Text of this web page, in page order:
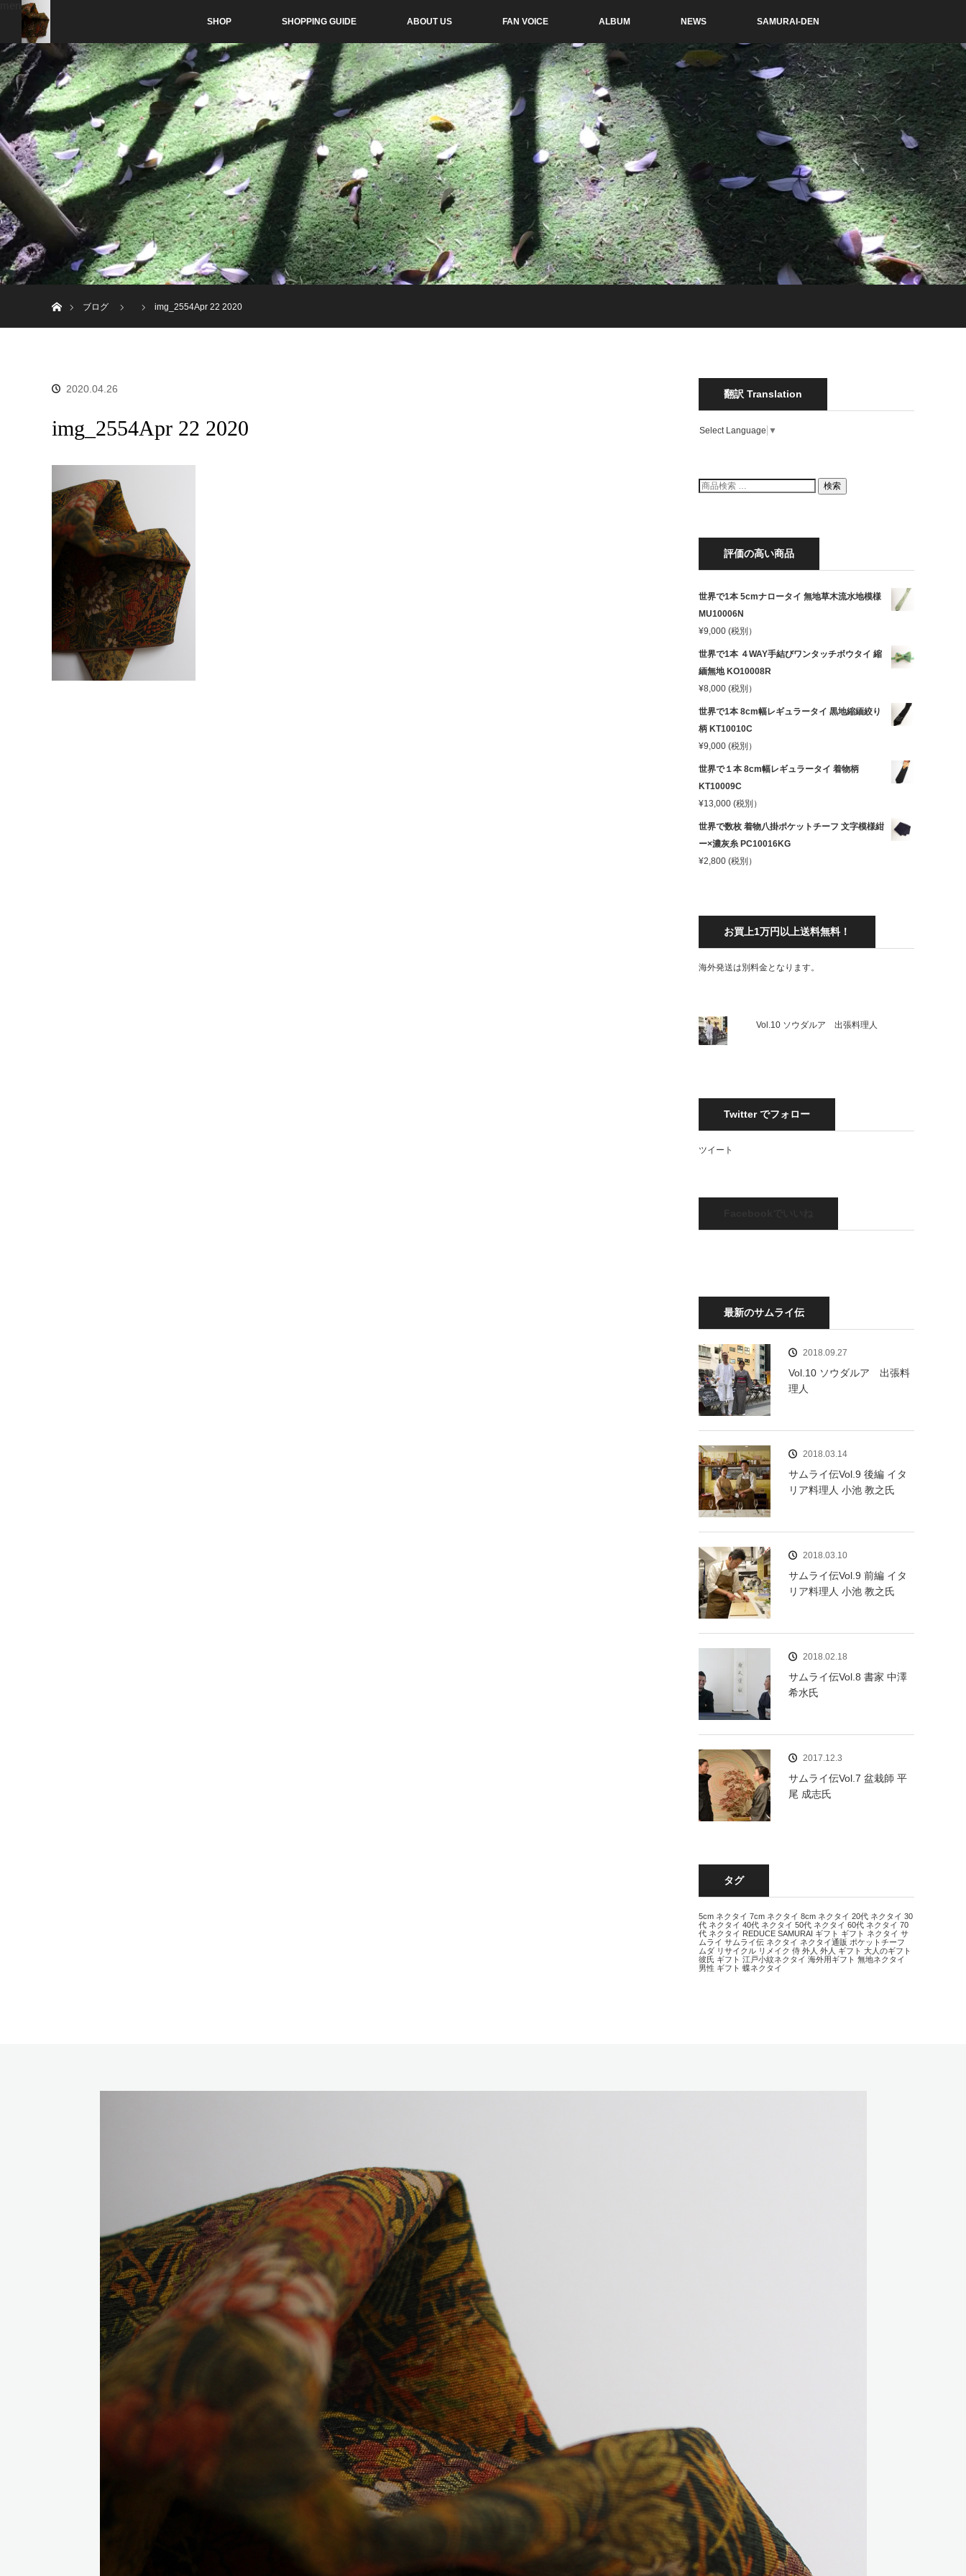
menu
SHOP SHOPPING GUIDE ABOUT US FAN VOICE ALBUM NEWS SAMURAI-DEN
ブログ
img_2554Apr 22 2020
2020.04.26
img_2554Apr 22 2020
翻訳 Translation
Select Language ▼
検
索
検索
評価の高い商品
世界で1本 5cmナロータイ 無地草木流水地模様
MU10006N
¥9,000 (税別）
世界で1本 ４WAY手結びワンタッチボウタイ 縮
緬無地 KO10008R
¥8,000 (税別）
世界で1本 8cm幅レギュラータイ 黒地縮緬絞り
柄 KT10010C
¥9,000 (税別）
世界で１本 8cm幅レギュラータイ 着物柄
KT10009C
¥13,000 (税別）
世界で数枚 着物八掛ポケットチーフ 文字模様紺
ー×濃灰糸 PC10016KG
¥2,800 (税別）
お買上1万円以上送料無料！
海外発送は別料金となります。
Vol.10 ソウダルア 出張料理人
Twitter でフォロー
ツイート
最新のサムライ伝
2018.09.27
Vol.10 ソウダルア 出張料
理人
2018.03.14
サムライ伝Vol.9 後編 イタ
リア料理人 小池 教之氏
2018.03.10
サムライ伝Vol.9 前編 イタ
リア料理人 小池 教之氏
2018.02.18
サムライ伝Vol.8 書家 中澤
希水氏
2017.12.3
サムライ伝Vol.7 盆栽師 平
尾 成志氏
タグ
5cm ネクタイ 7cm ネクタイ 8cm ネクタイ 20代 ネクタイ 30
代 ネクタイ 40代 ネクタイ 50代 ネクタイ 60代 ネクタイ 70
代 ネクタイ REDUCE SAMURAI ギフト ギフト ネクタイ サ
ムライ サムライ伝 ネクタイ ネクタイ通販 ポケットチーフ
ムダ リサイクル リメイク 侍 外人 外人 ギフト 大人のギフト
彼氏 ギフト 江戸小紋ネクタイ 海外用ギフト 無地ネクタイ
男性 ギフト 蝶ネクタイ